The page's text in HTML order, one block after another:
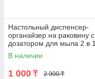
Настольный диспенсер-
органайзер на раковину с
дозатором для мыла 2 в 1
(4846)
В наличии
1 000 ₸ 2 900 ₸